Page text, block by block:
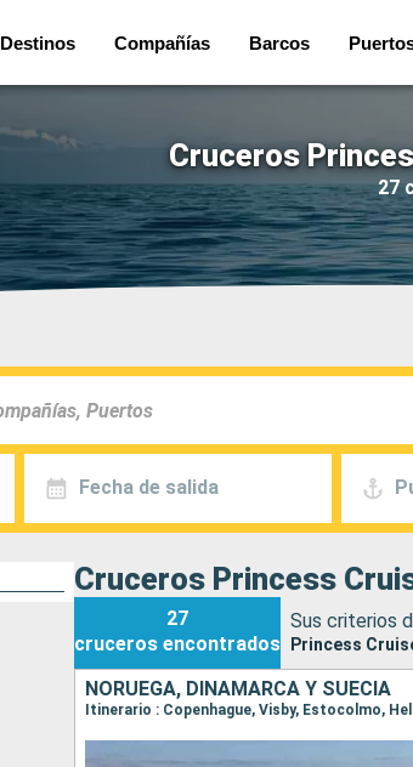
Destinos Compañías Barcos
Cruceros
27
Fecha de salida
Cruceros Princess
27
cruceros encontrados
Sus criterios
Princess
NORUEGA, DINAMARCA Y SUECIA
Itinerario : Copenhague, Visby, Estocolmo,